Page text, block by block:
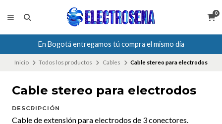
0
En Bogotá entregamos tú compra el mismo día
Inicio Todos los productos Cables Cable stereo para electrodos
Cable stereo para electrodos
DESCRIPCIÓN
Cable de extensión para electrodos de 3 conectores.